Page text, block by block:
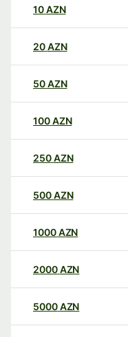
10AZN
20AZN
50AZN
100AZN
250AZN
500AZN
1000AZN
2000AZN
5000AZN